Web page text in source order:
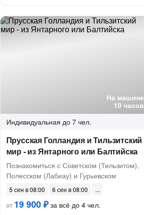
На машине
10 часов
Индивидуальная до 7 чел.
Прусская Голландия и Тильзитский
мир - из Янтарного или Балтийска
Познакомиться с Советском (Тильзитом),
Полесском (Лабиау) и Гурьевском
5 сен в 08:00
6 сен в 08:00
от 19 900 ₽за всё до 4 чел.